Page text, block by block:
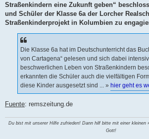
r
a
Straßenkindern eine Zukunft geben“
und Schüler der Klasse 6a der Lorcher
Straßenkinderprojekt in Kolumbien zu
Die Klasse 6a hat im Deutschunterricht das
von Cartagena“ gelesen und sich dabei
beschwerlichen Leben von Straßenkindern
erkannten die Schüler auch die vielfältigen
diese Kinder ausgesetzt sind ... » hier geht es
Fuente: remszeitung.de
Du bist mit unserer Hilfe zufrieden! Dann hilf bitte mit einer kleinen
Gott!